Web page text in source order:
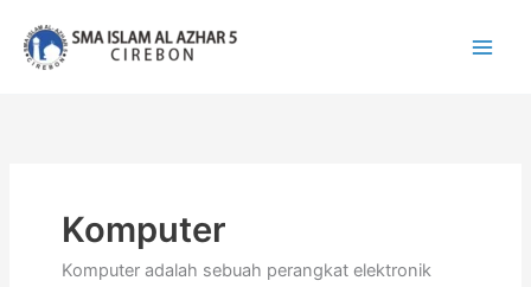
konten
Komputer
Komputer adalah sebuah perangkat elektronik